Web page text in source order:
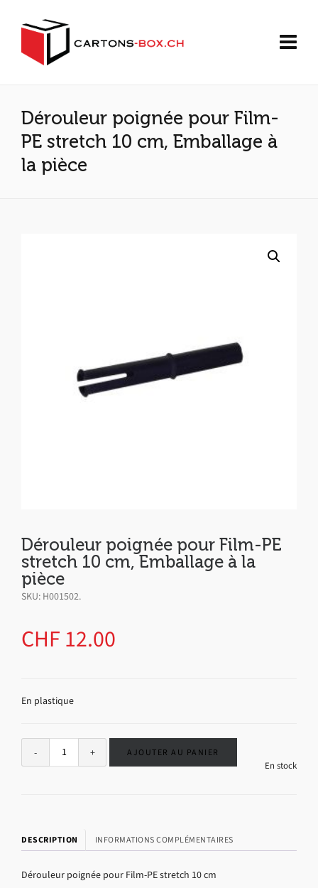
Dérouleur poignée pour Film-
PE stretch 10 cm, Emballage à
la pièce
Dérouleur poignée pour Film-PE
stretch 10 cm, Emballage à la
pièce
SKU: H001502.
CHF 12.00
En plastique
En stock
AJOUTER AU PANIER
DESCRIPTION INFORMATIONS COMPLÉMENTAIRES
Dérouleur poignée pour Film-PE stretch 10 cm